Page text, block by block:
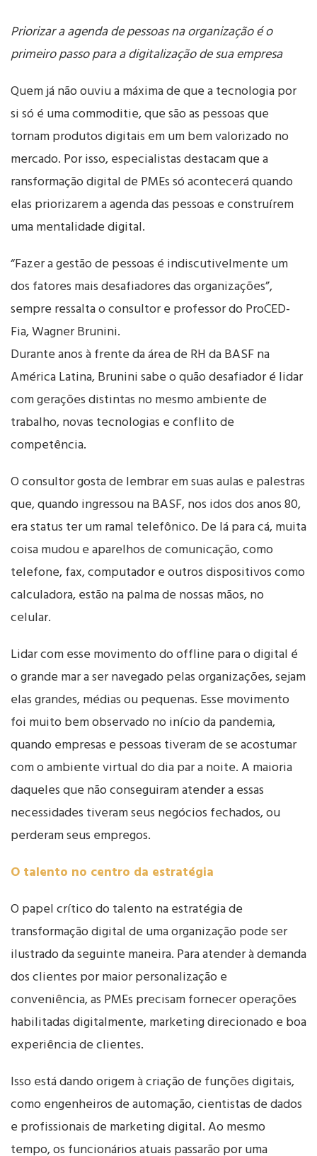
Priorizar a agenda de pessoas na organização é o
primeiro passo para a digitalização de sua empresa
Quem já não ouviu a máxima de que a tecnologia por
si só é uma commoditie, que são as pessoas que
tornam produtos digitais em um bem valorizado no
mercado. Por isso, especialistas destacam que a
ransformação digital de PMEs só acontecerá quando
elas priorizarem a agenda das pessoas e construírem
uma mentalidade digital.
“Fazer a gestão de pessoas é indiscutivelmente um
dos fatores mais desafiadores das organizações”,
sempre ressalta o consultor e professor do ProCED-
Fia, Wagner Brunini.
Durante anos à frente da área de RH da BASF na
América Latina, Brunini sabe o quão desafiador é lidar
com gerações distintas no mesmo ambiente de
trabalho, novas tecnologias e conflito de
competência.
O consultor gosta de lembrar em suas aulas e palestras
que, quando ingressou na BASF, nos idos dos anos 80,
era status ter um ramal telefônico. De lá para cá, muita
coisa mudou e aparelhos de comunicação, como
telefone, fax, computador e outros dispositivos como
calculadora, estão na palma de nossas mãos, no
celular.
Lidar com esse movimento do offline para o digital é
o grande mar a ser navegado pelas organizações, sejam
elas grandes, médias ou pequenas. Esse movimento
foi muito bem observado no início da pandemia,
quando empresas e pessoas tiveram de se acostumar
com o ambiente virtual do dia par a noite. A maioria
daqueles que não conseguiram atender a essas
necessidades tiveram seus negócios fechados, ou
perderam seus empregos.
O talento no centro da estratégia
O papel crítico do talento na estratégia de
transformação digital de uma organização pode ser
ilustrado da seguinte maneira. Para atender à demanda
dos clientes por maior personalização e
conveniência, as PMEs precisam fornecer operações
habilitadas digitalmente, marketing direcionado e boa
experiência de clientes.
Isso está dando origem à criação de funções digitais,
como engenheiros de automação, cientistas de dados
e profissionais de marketing digital. Ao mesmo
tempo, os funcionários atuais passarão por uma